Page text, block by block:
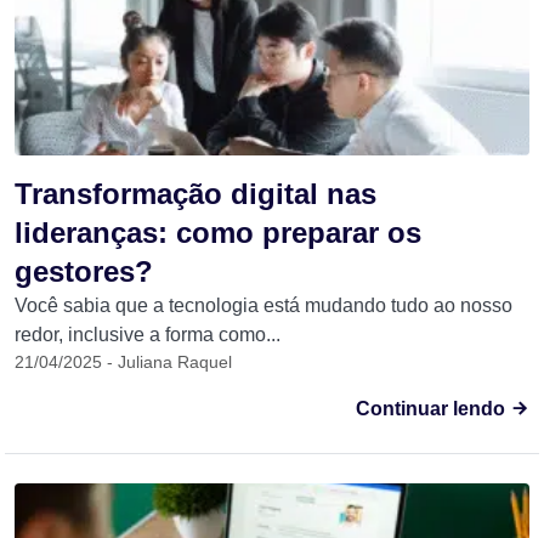
Transformação digital nas
lideranças: como preparar os
gestores?
Você sabia que a tecnologia está mudando tudo ao nosso
redor, inclusive a forma como...
21/04/2025 - Juliana Raquel
Continuar lendo